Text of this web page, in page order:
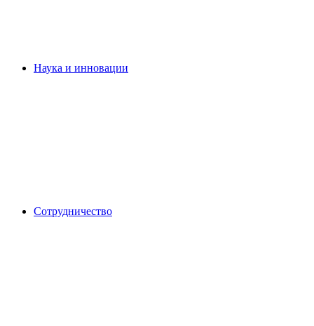
Наука и инновации
Сотрудничество